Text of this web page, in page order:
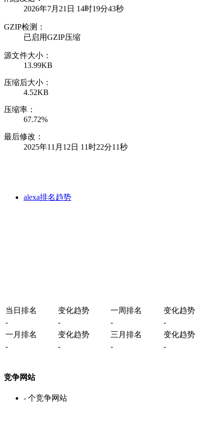
2026年7月21日 14时19分43秒
GZIP检测：
已启用GZIP压缩
源文件大小：
13.99KB
压缩后大小：
4.52KB
压缩率：
67.72%
最后修改：
2025年11月12日 11时22分11秒
alexa排名趋势
当日排名 变化趋势 一周排名
变化趋势
-
- -
-
一月排名
变化趋势 三月排名
变化趋势
-
- - -
竞争网站
- 个竞争网站